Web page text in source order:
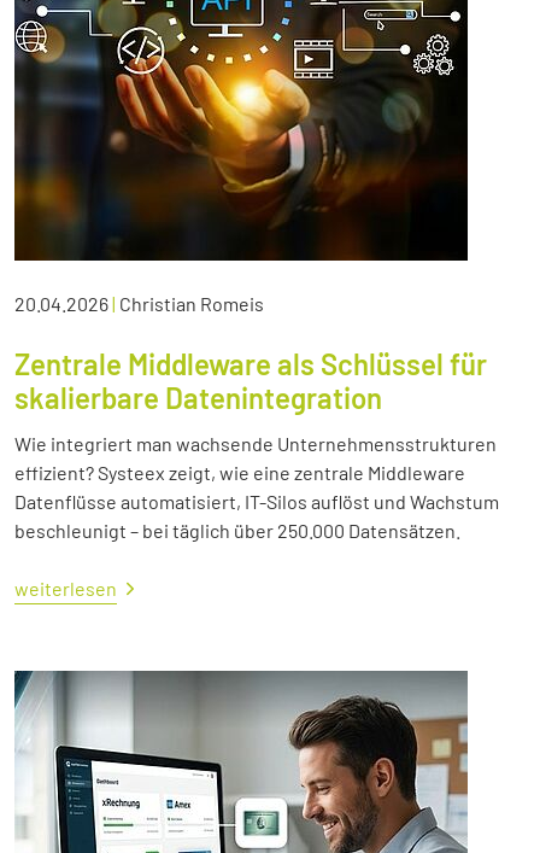
20.04.2026| Christian Romeis
Zentrale Middleware als Schlüssel für
skalierbare Datenintegration
Wie integriert man wachsende Unternehmensstrukturen
effizient? Systeex zeigt, wie eine zentrale Middleware
Datenflüsse automatisiert, IT-Silos auflöst und Wachstum
beschleunigt – bei täglich über 250.000 Datensätzen.
weiterlesen